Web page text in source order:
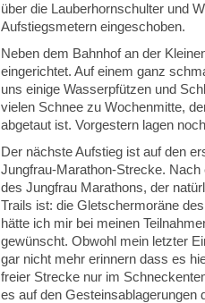
über die Lauberhornschulter und
Aufstiegsmetern eingeschoben.
Neben dem Bahnhof an der
eingerichtet. Auf einem ganz
uns einige Wasserpfützen und
vielen Schnee zu Wochenmitte,
abgetaut ist. Vorgestern lagen
Der nächste Aufstieg ist auf den
Jungfrau-Marathon-Strecke.
des Jungfrau Marathons, der
Trails ist: die Gletschermoräne
hätte ich mir bei meinen
gewünscht. Obwohl mein letzter
gar nicht mehr erinnern dass es
freier Strecke nur im
es auf den